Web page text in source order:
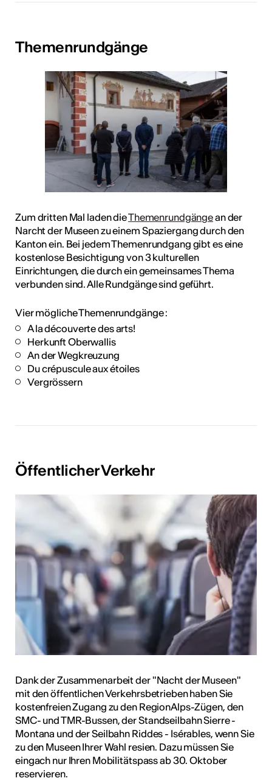
Themenrundgänge
Zum dritten Mal laden dieThemenrundgängean der
Narcht der Museen zu einem Spaziergang durch den
Kanton ein. Bei jedem Themenrundgang gibt es eine
kostenlose Besichtigung von 3 kulturellen
Einrichtungen, die durch ein gemeinsames Thema
verbunden sind. Alle Rundgänge sind geführt.
Vier mögliche Themenrundgänge :
A la découverte des arts!
Herkunft Oberwallis
An der Wegkreuzung
Du crépuscule aux étoiles
Vergrössern
Öffentlicher Verkehr
Dank der Zusammenarbeit der "Nacht der Museen"
mit den öffentlichen Verkehrsbetrieben haben Sie
kostenfreien Zugang zu den RegionAlps-Zügen, den
SMC- und TMR-Bussen, der Standseilbahn Sierre -
Montana und der Seilbahn Riddes - Isérables, wenn Sie
zu den Museen Ihrer Wahl resien. Dazu müssen Sie
eingach nur Ihren Mobilitätspass ab 30. Oktober
reservieren.